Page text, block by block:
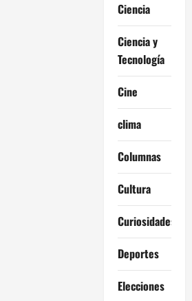
Ciencia
Ciencia y
Tecnología
Cine
clima
Columnas
Cultura
Curiosidades
Deportes
Elecciones